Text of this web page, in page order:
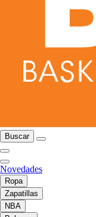
Buscar
Novedades
Ropa
Zapatillas
NBA